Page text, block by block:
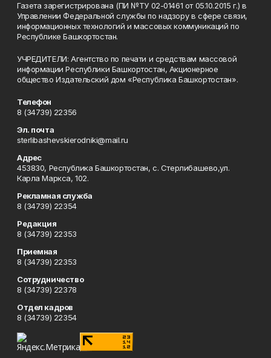
Газета зарегистрирована (ПИ №ТУ 02-01461 от 05.10.2015 г.) в
Управлении Федеральной службы по надзору в сфере связи,
информационных технологий и массовых коммуникаций по
Республике Башкортостан.
УЧРЕДИТЕЛИ: Агентство по печати и средствам массовой
информации Республики Башкортостан, Акционерное
общество Издательский дом «Республика Башкортостан».
Телефон
8 (34739) 22356
Эл. почта
sterlibashevskierodniki@mail.ru
Адрес
453830, Республика Башкортостан, c. Стерлибашево,ул.
Карла Маркса, 102.
Рекламная служба
8 (34739) 22354
Редакция
8 (34739) 22353
Приемная
8 (34739) 22353
Сотрудничество
8 (34739) 22378
Отдел кадров
8 (34739) 22354